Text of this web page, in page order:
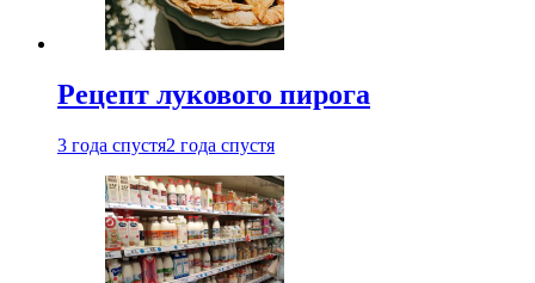
Рецепт лукового пирога
3 года спустя2 года спустя